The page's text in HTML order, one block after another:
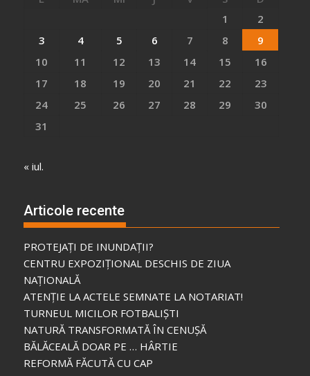
1
2
3
4 5 6 7 8
9
10
11 12 13 14 15
16
17
18 19 20 21 22
23
24
25 26 27 28 29
30
31
« iul.
Articole recente
PROTEJAȚI DE INUNDAȚII?
CENTRU EXPOZIȚIONAL DESCHIS DE ZIUA
NAȚIONALĂ
ATENȚIE LA ACTELE SEMNATE LA NOTARIAT!
TURNEUL MICILOR FOTBALIȘTI
NATURĂ TRANSFORMATĂ ÎN CENUȘĂ
BĂLĂCEALĂ DOAR PE … HÂRTIE
REFORMĂ FĂCUTĂ CU CAP